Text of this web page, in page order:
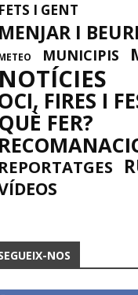
FETS I GENT
MENJAR I
MUNICIPIS
NOTÍCIES
FIRES I
QUÈ FER?
REPORTATGES
NOS